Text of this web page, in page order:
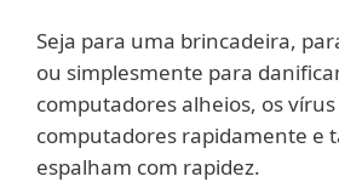
Seja para uma brincadeira,
ou simplesmente para
computadores alheios, os
computadores rapidamente e
espalham com rapidez.